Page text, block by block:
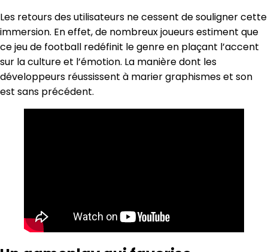
Les retours des utilisateurs ne cessent de souligner cette
immersion. En effet, de nombreux joueurs estiment que
ce jeu de football redéfinit le genre en plaçant l’accent
sur la culture et l’émotion. La manière dont les
développeurs réussissent à marier graphismes et son
est sans précédent.